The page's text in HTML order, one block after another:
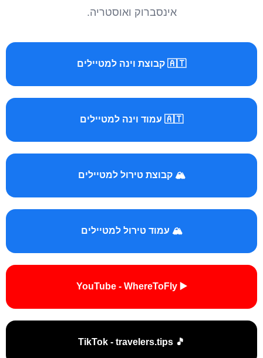
אינסברוק ואוסטריה.
🇦🇹 קבוצת וינה למטיילים
🇦🇹 עמוד וינה למטיילים
🏔️ קבוצת טירול למטיילים
🏔️ עמוד טירול למטיילים
▶️ YouTube - WhereToFly
🎵 TikTok - travelers.tips